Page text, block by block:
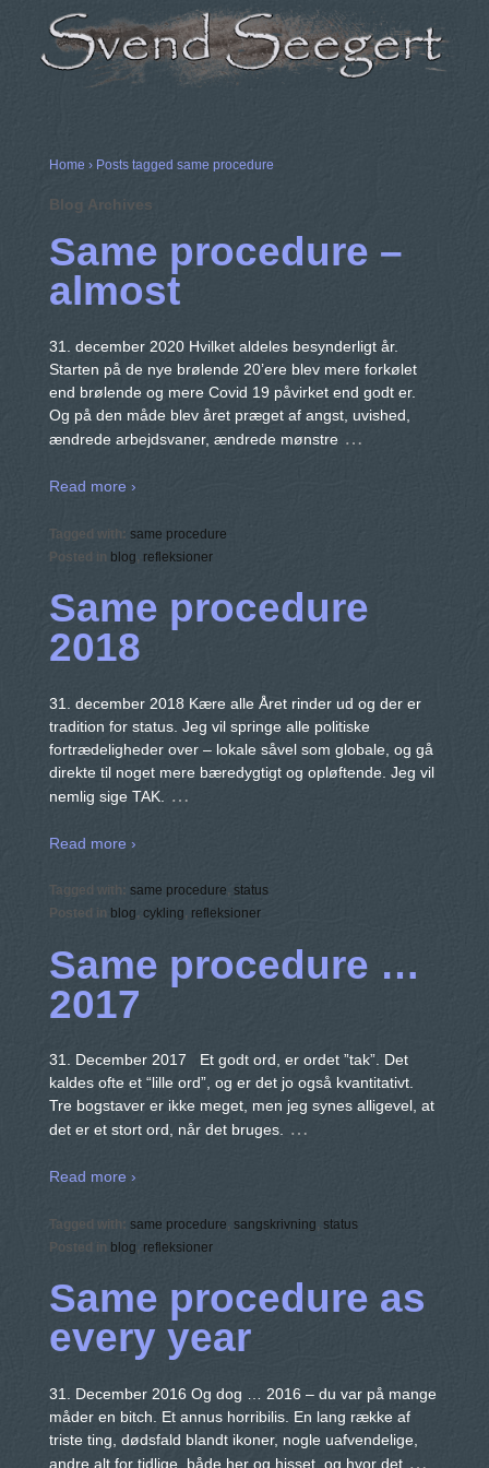
Home › Posts tagged same procedure
Blog Archives
Same procedure –
almost
31. december 2020 Hvilket aldeles besynderligt år.
Starten på de nye brølende 20’ere blev mere forkølet
end brølende og mere Covid 19 påvirket end godt er.
Og på den måde blev året præget af angst, uvished,
ændrede arbejdsvaner, ændrede mønstre …
Read more ›
Tagged with: same procedure
Posted in blog, refleksioner
Same procedure
2018
31. december 2018 Kære alle Året rinder ud og der er
tradition for status. Jeg vil springe alle politiske
fortrædeligheder over – lokale såvel som globale, og gå
direkte til noget mere bæredygtigt og opløftende. Jeg vil
nemlig sige TAK.
…
Read more ›
Tagged with: same procedure, status
Posted in blog, cykling, refleksioner
Same procedure …
2017
31. December 2017 Et godt ord, er ordet ”tak”. Det
kaldes ofte et “lille ord”, og er det jo også kvantitativt.
Tre bogstaver er ikke meget, men jeg synes alligevel, at
det er et stort ord, når det bruges.
…
Read more ›
Tagged with: same procedure, sangskrivning, status
Posted in blog, refleksioner
Same procedure as
every year
31. December 2016 Og dog … 2016 – du var på mange
måder en bitch. Et annus horribilis. En lang række af
triste ting, dødsfald blandt ikoner, nogle uafvendelige,
andre alt for tidlige, både her og hisset, og hvor det …